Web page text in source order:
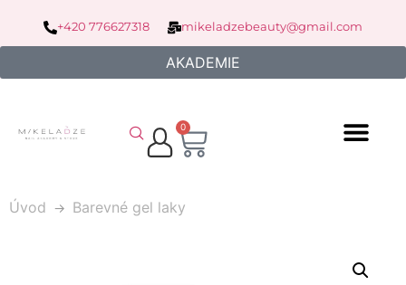
+420 776627318 mikeladzebeauty@gmail.com
AKADEMIE
0
Úvod Barevné gel laky